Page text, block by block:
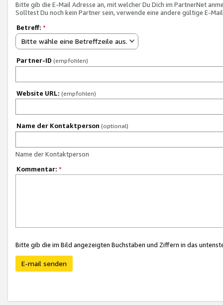
Bitte gib die E-Mail Adresse an, mit welcher Du Dich im PartnerNet
Solltest Du noch kein Partner sein, verwende eine andere gültige E-
Betreff: *
Bitte wähle eine Betreffzeile aus.
Partner-ID (empfohlen)
Website URL: (empfohlen)
Name der Kontaktperson (optional)
Name der Kontaktperson
Kommentar: *
Bitte gib die im Bild angezeigten Buchstaben und Ziffern in das
E-mail senden